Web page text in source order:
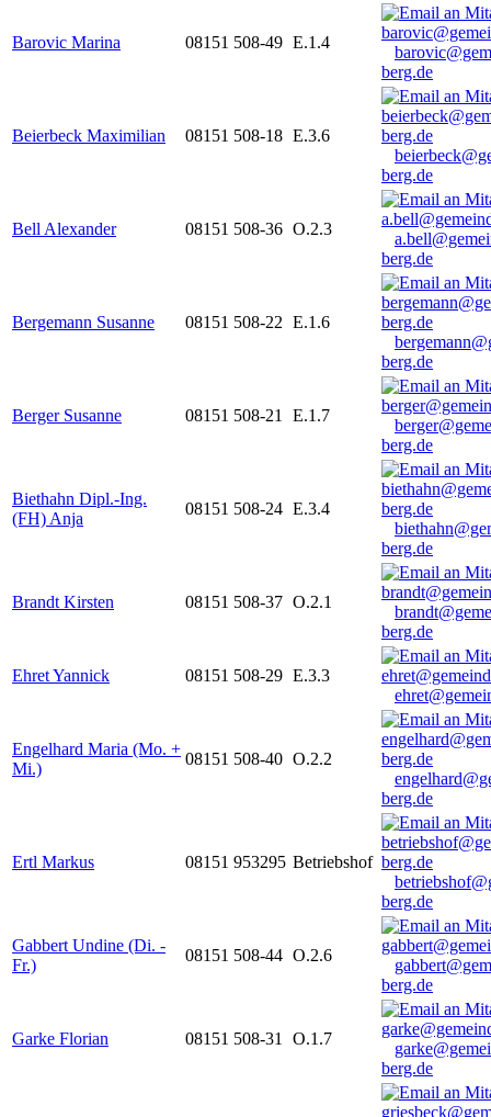
Barovic Marina 08151 508-49 E.1.4
berg.de
Beierbeck Maximilian 08151 508-18 E.3.6
berg.de
Bell Alexander 08151 508-36 O.2.3
berg.de
Bergemann Susanne 08151 508-22 E.1.6
berg.de
Berger Susanne 08151 508-21 E.1.7
berg.de
Biethahn Dipl.-Ing.
(FH) Anja
08151 508-24 E.3.4
berg.de
Brandt Kirsten 08151 508-37 O.2.1
berg.de
Ehret Yannick 08151 508-29 E.3.3
Engelhard Maria (Mo. +
Mi.)
08151 508-40 O.2.2
berg.de
Ertl Markus 08151 953295 Betriebshof
berg.de
Gabbert Undine (Di. -
Fr.)
08151 508-44 O.2.6
berg.de
Garke Florian 08151 508-31 O.1.7
berg.de